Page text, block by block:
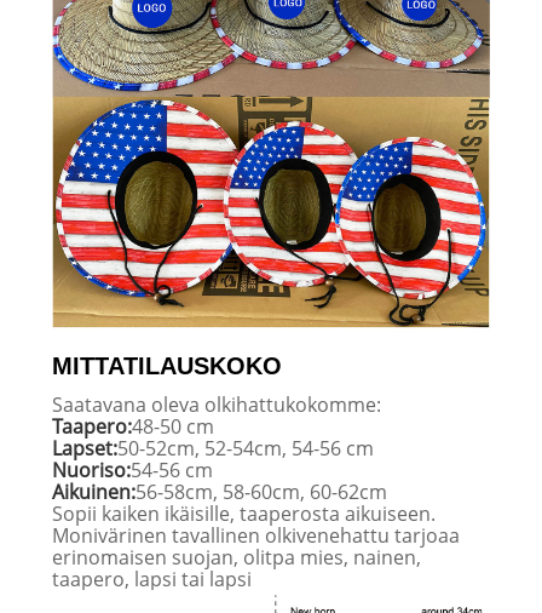
MITTATILAUSKOKO
Saatavana oleva olkihattukokomme:
Taapero:48-50 cm
Lapset:50-52cm, 52-54cm, 54-56 cm
Nuoriso:54-56 cm
Aikuinen:56-58cm, 58-60cm, 60-62cm
Sopii kaiken ikäisille, taaperosta aikuiseen.
Monivärinen tavallinen olkivenehattu tarjoaa
erinomaisen suojan, olitpa mies, nainen,
taapero, lapsi tai lapsi